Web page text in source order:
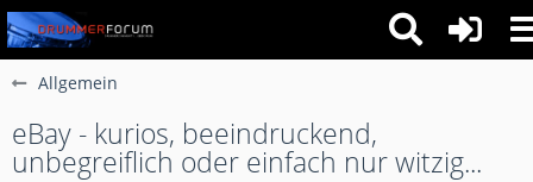
Allgemein
eBay - kurios, beeindruckend,
unbegreiflich oder einfach nur witzig...